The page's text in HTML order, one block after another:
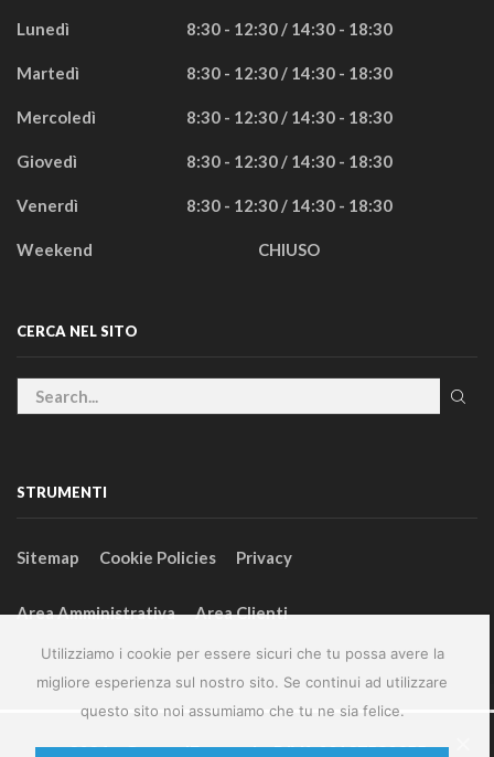
Utilizziamo i cookie per essere sicuri che tu possa avere la
migliore esperienza sul nostro sito. Se continui ad utilizzare
questo sito noi assumiamo che tu ne sia felice.
Lunedì 8:30 - 12:30 / 14:30 - 18:30
Martedì 8:30 - 12:30 / 14:30 - 18:30
Mercoledì 8:30 - 12:30 / 14:30 - 18:30
Giovedì 8:30 - 12:30 / 14:30 - 18:30
Venerdì 8:30 - 12:30 / 14:30 - 18:30
Weekend CHIUSO
CERCA NEL SITO
STRUMENTI
Sitemap Cookie Policies Privacy
Area Amministrativa Area Clienti
2024 – GeneralFarm srl – P.IVA 00127580355